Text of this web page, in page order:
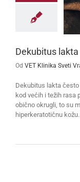
Dekubitus lakta
Od VET Klinika Sveti
Dekubitus lakta
kod većih i težih rasa
obično okrugli, to su
hiperkeratotičnu